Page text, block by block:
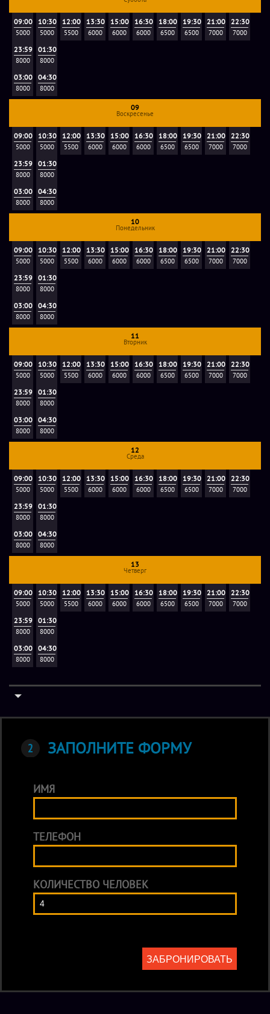
09:00
5000
10:30
5000
12:00
5500
13:30
6000
15:00
6000
16:30
6000
18:00
6500
19:30
6500
21:00
7000
22:30
7000
23:59
8000
01:30
8000
03:00
8000
04:30
8000
09
Воскресенье
09:00
5000
10:30
5000
12:00
5500
13:30
6000
15:00
6000
16:30
6000
18:00
6500
19:30
6500
21:00
7000
22:30
7000
23:59
8000
01:30
8000
03:00
8000
04:30
8000
10
Понедельник
09:00
5000
10:30
5000
12:00
5500
13:30
6000
15:00
6000
16:30
6000
18:00
6500
19:30
6500
21:00
7000
22:30
7000
23:59
8000
01:30
8000
03:00
8000
04:30
8000
11
Вторник
09:00
5000
10:30
5000
12:00
5500
13:30
6000
15:00
6000
16:30
6000
18:00
6500
19:30
6500
21:00
7000
22:30
7000
23:59
8000
01:30
8000
03:00
8000
04:30
8000
12
Среда
09:00
5000
10:30
5000
12:00
5500
13:30
6000
15:00
6000
16:30
6000
18:00
6500
19:30
6500
21:00
7000
22:30
7000
23:59
8000
01:30
8000
03:00
8000
04:30
8000
13
Четверг
09:00
5000
10:30
5000
12:00
5500
13:30
6000
15:00
6000
16:30
6000
18:00
6500
19:30
6500
21:00
7000
22:30
7000
23:59
8000
01:30
8000
03:00
8000
04:30
8000
ЗАПОЛНИТЕ ФОРМУ
ИМЯ
ТЕЛЕФОН
КОЛИЧЕСТВО ЧЕЛОВЕК
ЗАБРОНИРОВАТЬ